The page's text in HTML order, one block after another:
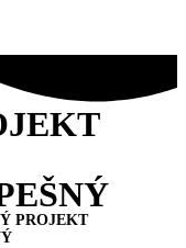
PROJEKT